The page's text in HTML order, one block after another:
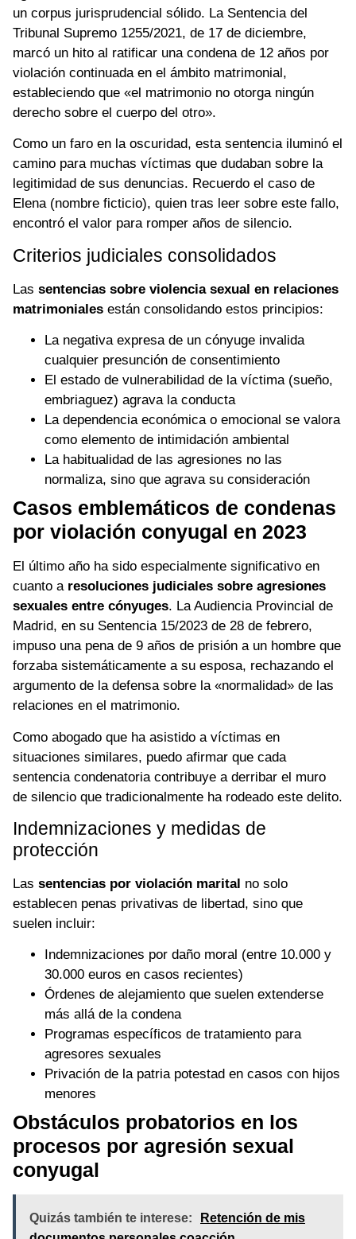
un corpus jurisprudencial sólido. La Sentencia del
Tribunal Supremo 1255/2021, de 17 de diciembre,
marcó un hito al ratificar una condena de 12 años por
violación continuada en el ámbito matrimonial,
estableciendo que «el matrimonio no otorga ningún
derecho sobre el cuerpo del otro».
Como un faro en la oscuridad, esta sentencia iluminó el
camino para muchas víctimas que dudaban sobre la
legitimidad de sus denuncias. Recuerdo el caso de
Elena (nombre ficticio), quien tras leer sobre este fallo,
encontró el valor para romper años de silencio.
Criterios judiciales consolidados
Las sentencias sobre violencia sexual en relaciones
matrimoniales están consolidando estos principios:
La negativa expresa de un cónyuge invalida
cualquier presunción de consentimiento
El estado de vulnerabilidad de la víctima (sueño,
embriaguez) agrava la conducta
La dependencia económica o emocional se valora
como elemento de intimidación ambiental
La habitualidad de las agresiones no las
normaliza, sino que agrava su consideración
Casos emblemáticos de condenas
por violación conyugal en 2023
El último año ha sido especialmente significativo en
cuanto a resoluciones judiciales sobre agresiones
sexuales entre cónyuges. La Audiencia Provincial de
Madrid, en su Sentencia 15/2023 de 28 de febrero,
impuso una pena de 9 años de prisión a un hombre que
forzaba sistemáticamente a su esposa, rechazando el
argumento de la defensa sobre la «normalidad» de las
relaciones en el matrimonio.
Como abogado que ha asistido a víctimas en
situaciones similares, puedo afirmar que cada
sentencia condenatoria contribuye a derribar el muro
de silencio que tradicionalmente ha rodeado este delito.
Indemnizaciones y medidas de
protección
Las sentencias por violación marital no solo
establecen penas privativas de libertad, sino que
suelen incluir:
Indemnizaciones por daño moral (entre 10.000 y
30.000 euros en casos recientes)
Órdenes de alejamiento que suelen extenderse
más allá de la condena
Programas específicos de tratamiento para
agresores sexuales
Privación de la patria potestad en casos con hijos
menores
Obstáculos probatorios en los
procesos por agresión sexual
conyugal
Quizás también te interese:
Retención de mis